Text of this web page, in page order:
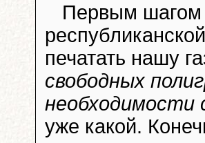
Первым шагом
печатать нашу
свободных
необходимости
уже какой.